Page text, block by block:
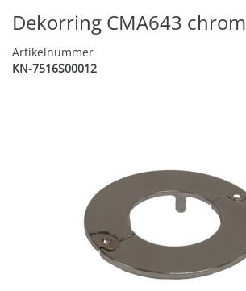
Dekorring CMA643 chrom
Artikelnummer
KN-7516S00012